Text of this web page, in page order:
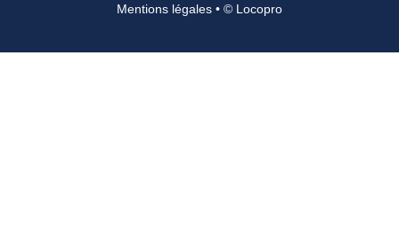
Mentions légales • © Locopro